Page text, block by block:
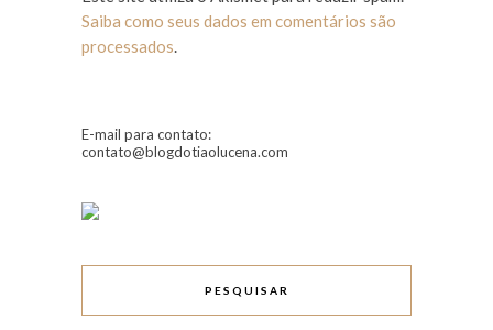
Saiba como seus dados em comentários são
processados.
E-mail para contato:
contato@blogdotiaolucena.com
PESQUISAR